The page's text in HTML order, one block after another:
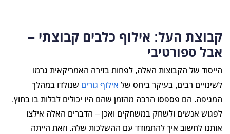
קבוצת העל: אילוף כלבים קבוצתי –
אבל ספורטיבי
הייסוד של הקבוצות האלה, לפחות בזירה האמריקאית גרמו
לשינויים רבים, בעיקר ביחס של אילוף גורים שנולדו במהלך
המגיפה. הם פספסו הרבה מהזמן שהם היו יכולים לבלות בו בחוץ,
לפגוש אנשים ולשחק במשחקים ואכן – הדברים האלה אילצו
אותנו לחשוב איך להתמודד עם ההשלכות שלה. וזאת הייתה